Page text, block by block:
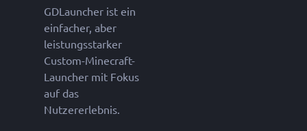
GDLauncher ist ein
einfacher, aber
leistungsstarker
Custom-Minecraft-
Launcher mit Fokus
auf das
Nutzererlebnis.